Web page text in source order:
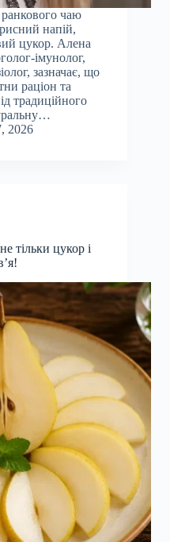
чаю
напій,
цукор. Алена
імунолог,
зазначає, що
раціон та
традиційного
2026
тільки цукор і